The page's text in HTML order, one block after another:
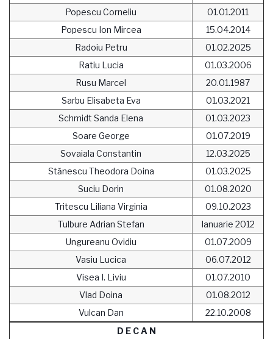
Popescu Corneliu
01.01.2011
Popescu Ion Mircea
15.04.2014
Radoiu Petru
01.02.2025
Ratiu Lucia
01.03.2006
Rusu Marcel
20.01.1987
Sarbu Elisabeta Eva
01.03.2021
Schmidt Sanda Elena
01.03.2023
Soare George
01.07.2019
Sovaiala Constantin
12.03.2025
Stănescu Theodora Doina
01.03.2025
Suciu Dorin
01.08.2020
Tritescu Liliana Virginia
09.10.2023
Tulbure Adrian Stefan
Ianuarie 2012
Ungureanu Ovidiu
01.07.2009
Vasiu Lucica
06.07.2012
Visea I. Liviu
01.07.2010
Vlad Doina
01.08.2012
Vulcan Dan
22.10.2008
D E C A N